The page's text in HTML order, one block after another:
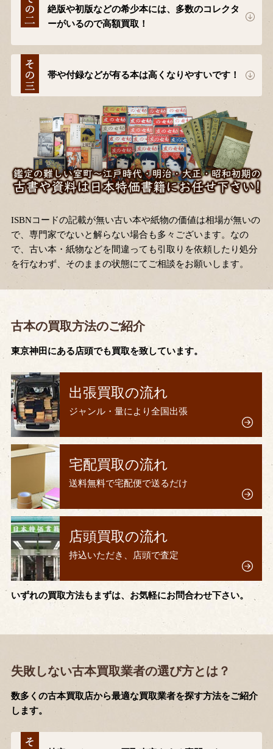
絶版や初版などの希少本には、多数のコレクタ
ーがいるので高額買取！
帯や付録などが有る本は高くなりやすいです！
ISBNコードの記載が無い古い本や紙物の価値は相場が無いの
で、専門家でないと解らない場合も多々ございます。なの
で、古い本・紙物などを間違っても引取りを依頼したり処分
を行なわず、そのままの状態にてご相談をお願いします。
古本の買取方法のご紹介
東京神田にある店頭でも買取を致しています。
出張買取の流れ
ジャンル・量により全国出張
宅配買取の流れ
送料無料で宅配便で送るだけ
店頭買取の流れ
持込いただき、店頭で査定
いずれの買取方法もまずは、お気軽にお問合わせ下さい。
失敗しない古本買取業者の選び方とは？
数多くの古本買取店から最適な買取業者を探す方法をご紹介
します。